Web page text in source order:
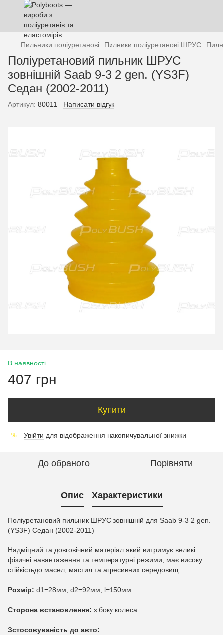
Пильники поліуретанові Пилники поліуретанові ШРУС
Поліуретановий пильник ШРУС
зовнішній Saab 9-3 2 gen. (YS3F)
Седан (2002-2011)
Артикул: 80011 Написати відгук
В наявності
407 грн
Купити
% Увійти для відображення накопичувальної знижки
До обраного Порівняти
Опис Характеристики
Поліуретановий пильник ШРУС зовнішній для Saab 9-3 2 gen.
(YS3F) Седан (2002-2011)
Надміцний та довговічний матеріал який витримує великі
фізичні навантаження та температурні режими, має високу
стійкістьдо масел, мастил та агресивних середовищ.
Розмір: d1=28мм; d2=92мм; l=150мм.
Сторона встановлення: з боку колеса
Зстосовуваність до авто: